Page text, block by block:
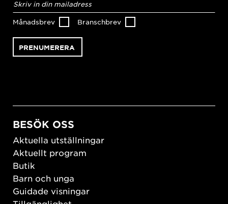
postadress*
Månadsbrev Branschbrev
BESÖK OSS
Aktuella utställningar
Aktuellt program
Butik
Barn och unga
Guidade visningar